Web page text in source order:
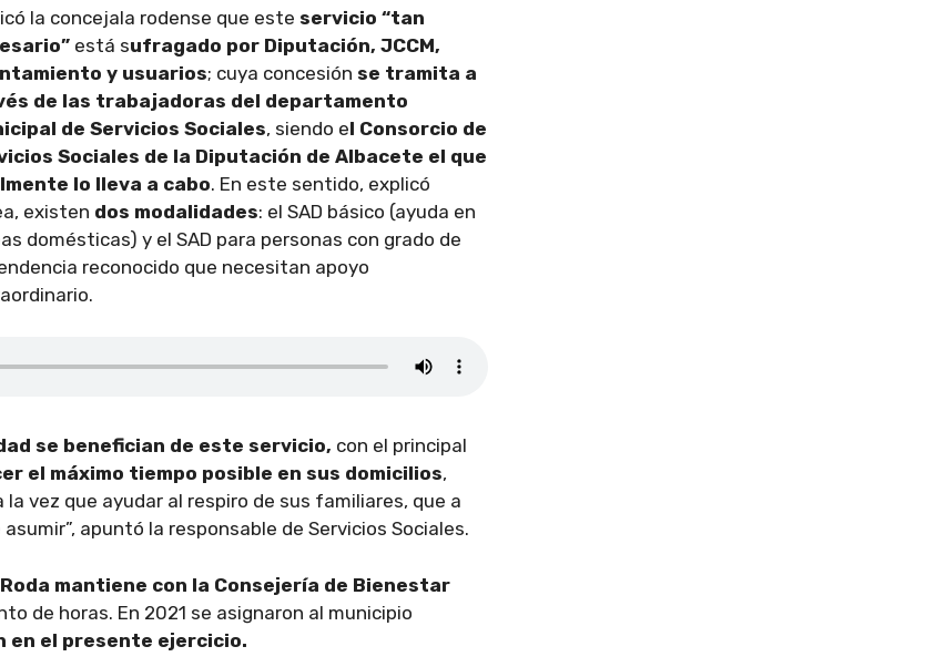
la concejala rodense que este servicio “tan
está sufragado por Diputación, JCCM,
y usuarios; cuya concesión se tramita a
de las trabajadoras del departamento
de Servicios Sociales, siendo el Consorcio de
Sociales de la Diputación de Albacete el que
lo lleva a cabo. En este sentido, explicó
existen dos modalidades: el SAD básico (ayuda en
domésticas) y el SAD para personas con grado de
reconocido que necesitan apoyo
se benefician de este servicio, con el principal
el máximo tiempo posible en sus domicilios,
vez que ayudar al respiro de sus familiares, que a
apuntó la responsable de Servicios Sociales.
mantiene con la Consejería de Bienestar
de horas. En 2021 se asignaron al municipio
en el presente ejercicio.